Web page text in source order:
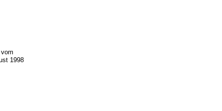
1998